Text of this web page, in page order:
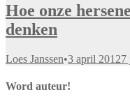
Hoe onze
denken
Loes Janssen•3 april 20127
Word auteur!